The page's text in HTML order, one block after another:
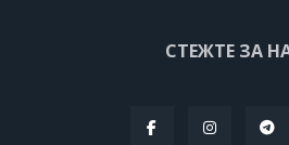
СТЕЖТЕ ЗА